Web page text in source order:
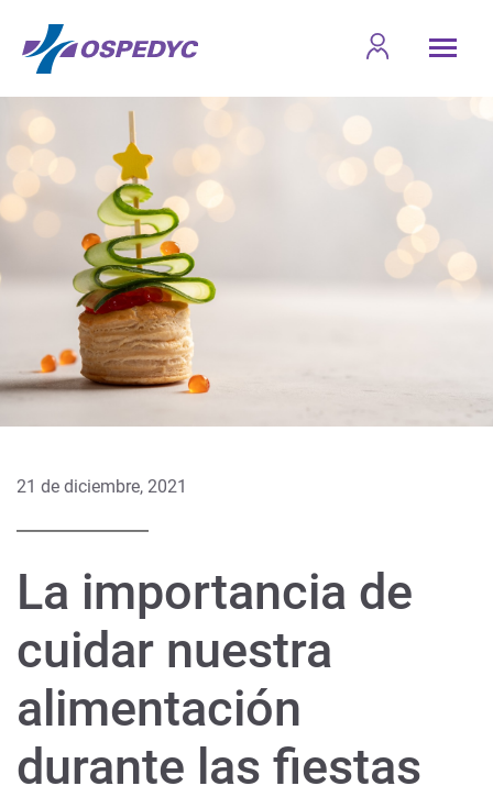
21 de diciembre, 2021
La importancia de
cuidar nuestra
alimentación
durante las fiestas